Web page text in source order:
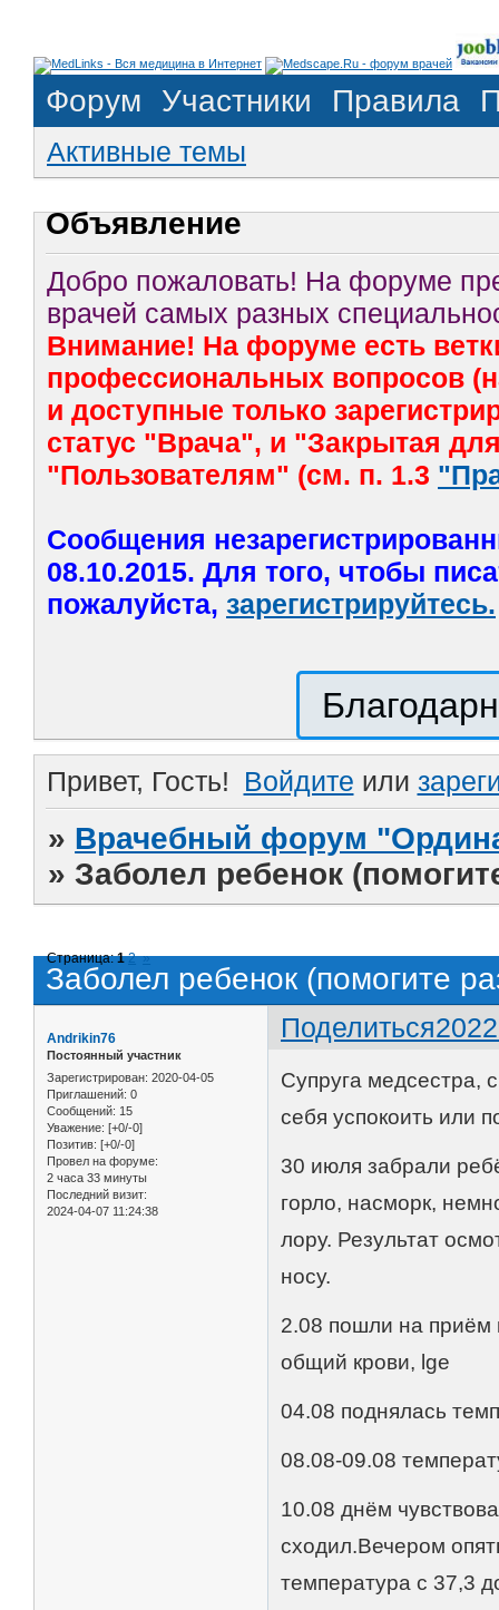
Форум Участники Правила
Активные темы
Объявление
Добро пожаловать! На форуме
врачей самых разных
Внимание! На форуме есть
профессиональных вопросов
и доступные только
статус "Врача", и "Закрытая
"Пользователям" (см. п. 1.3
Сообщения
08.10.2015. Для того, чтобы
пожалуйста, зарегистрируйтесь.
Привет, Гость! Войдите или
» Врачебный форум
»Заболел ребенок
Заболел ребенок (помогите
Страница:1 2 »
Поделиться
Andrikin76
Постоянный участник
Зарегистрирован: 2020-04-05
Приглашений: 0
Сообщений: 15
Уважение: [+0/-0]
Позитив: [+0/-0]
Провел на форуме:
2 часа 33 минуты
Последний визит:
2024-04-07 11:24:38
Супруга медсестра,
себя успокоить или
30 июля забрали
горло, насморк,
лору. Результат
носу.
2.08 пошли на приём
общий крови, lge
04.08 поднялась
08.08-09.08
10.08 днём
сходил.Вечером
температура с 37,3